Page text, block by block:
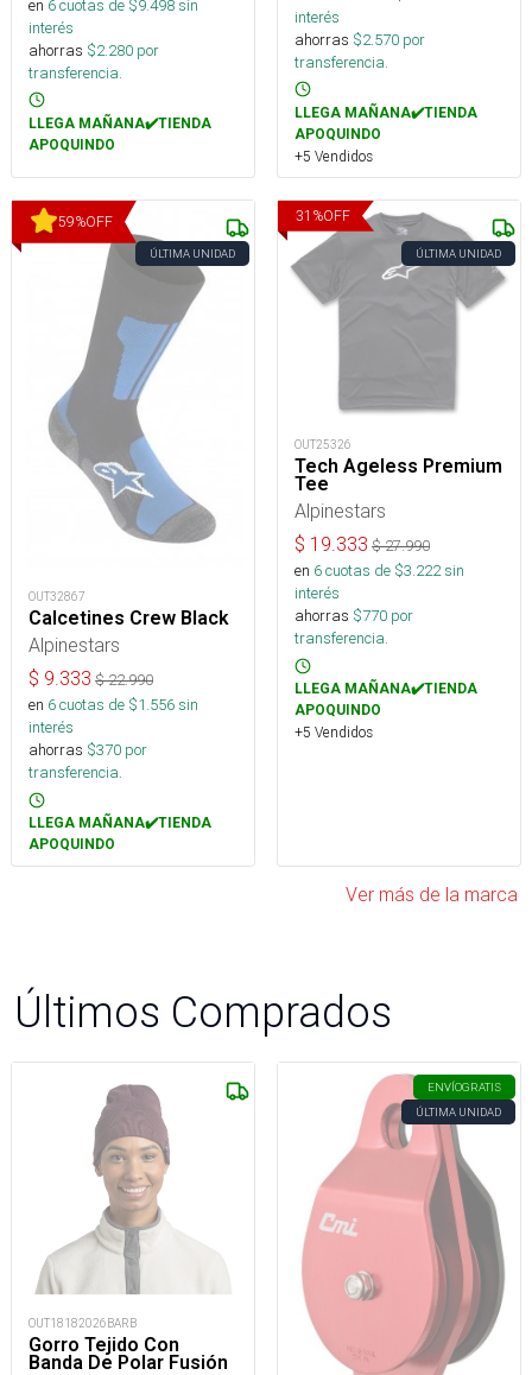
en 6cuotas de $9.498sin
interés
ahorras $2.280 por
transferencia.
LLEGA MAÑANA✔️TIENDA
APOQUINDO
interés
ahorras $2.570 por
transferencia.
LLEGA MAÑANA✔️TIENDA
APOQUINDO
+5 Vendidos
59%OFF
ÚLTIMA UNIDAD
OUT32867
Calcetines Crew Black
Alpinestars
$ 9.333 $22.990
en 6cuotas de $1.556sin
interés
ahorras $370 por
transferencia.
LLEGA MAÑANA✔️TIENDA
APOQUINDO
31 %OFF
ÚLTIMA UNIDAD
OUT25326
Tech Ageless Premium
Tee
Alpinestars
$ 19.333 $27.990
en 6cuotas de $3.222sin
interés
ahorras $770 por
transferencia.
LLEGA MAÑANA✔️TIENDA
APOQUINDO
+5 Vendidos
Ver más de la marca
Últimos Comprados
OUT18182026BARB
Gorro Tejido Con
Banda De Polar Fusión
ENVÍOGRATIS
ÚLTIMA UNIDAD